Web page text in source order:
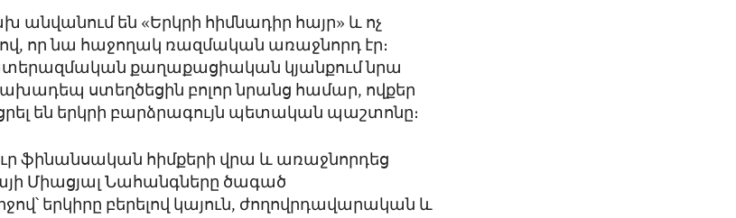
են «Երկրի հիմնադիր հայր» և ոչ
որ նա հաջողակ ռազմական առաջնորդ էր։
քաղաքացիական կյանքում նրա
նախադեպ ստեղծեցին բոլոր նրանց համար, ովքեր
են երկրի բարձրագույն պետական պաշտոնը։
ֆինանսական հիմքերի վրա և առաջնորդեց
Միացյալ Նահանգները ծագած
երկիրը բերելով կայուն, ժողովրդավարական և